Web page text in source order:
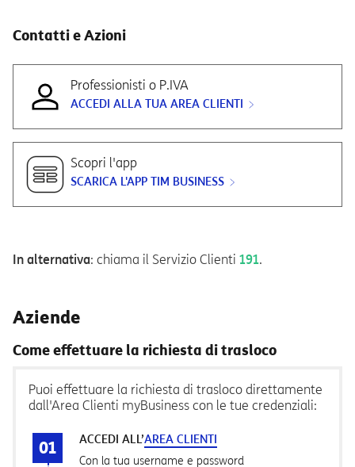
Contatti e Azioni
Professionisti o P.IVA
ACCEDI ALLA TUA AREA CLIENTI
Scopri l'app
SCARICA L'APP TIM BUSINESS
In alternativa: chiama il Servizio Clienti 191.
Aziende
Come effettuare la richiesta di trasloco
Puoi effettuare la richiesta di trasloco direttamente
dall'Area Clienti myBusiness con le tue credenziali:
ACCEDI ALL’AREA CLIENTI
Con la tua username e password